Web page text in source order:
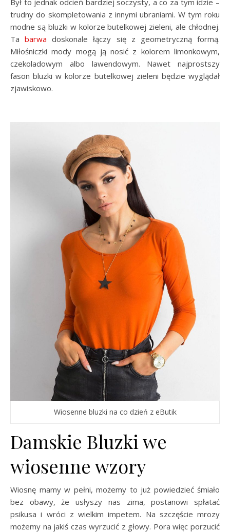
trudny do skompletowania z innymi ubraniami. W tym roku
modne są bluzki w kolorze butelkowej zieleni, ale chłodnej.
Tabarwa doskonale łączy się z geometryczną formą.
Miłośniczki mody mogą ją nosić z kolorem limonkowym,
czekoladowym albo lawendowym. Nawet najprostszy
fason bluzki w kolorze butelkowej zieleni będzie wyglądał
zjawiskowo.
Wiosenne bluzki na co dzień z eButik
Damskie Bluzki we
wiosenne wzory
Wiosnę mamy w pełni, możemy to już powiedzieć śmiało
bez obawy, że usłyszy nas zima, postanowi spłatać
psikusa i wróci z wielkim impetem. Na szczęście mrozy
możemy na jakiś czas wyrzucić z głowy. Pora więc porzucić